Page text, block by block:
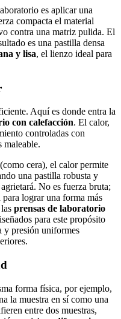
es aplicar una
compacta el material
contra una matriz pulida. El
es una pastilla densa
y lisa, el lienzo ideal para
Aquí es donde entra la
con calefacción. El calor,
controladas con
maleable.
cera), el calor permite
una pastilla robusta y
No es fuerza bruta;
lograr una forma más
prensas de laboratorio
para este propósito
y presión uniformes
forma física, por ejemplo,
la muestra en sí como una
entre dos muestras,